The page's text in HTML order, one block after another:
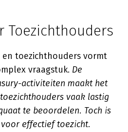
Toezichthouders
en toezichthouders vormt
vraagstuk. De
activiteiten maakt het
vaak lastig
te beoordelen. Toch is
effectief toezicht.